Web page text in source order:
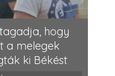
hogy
a melegek
ki Békést